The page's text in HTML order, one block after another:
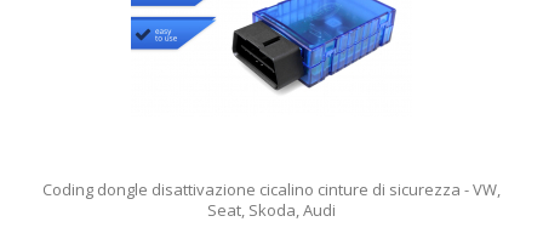
Coding dongle disattivazione cicalino cinture di sicurezza - VW,
Seat, Skoda, Audi